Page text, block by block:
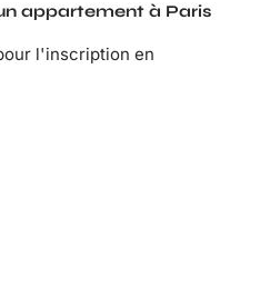
appartement à Paris